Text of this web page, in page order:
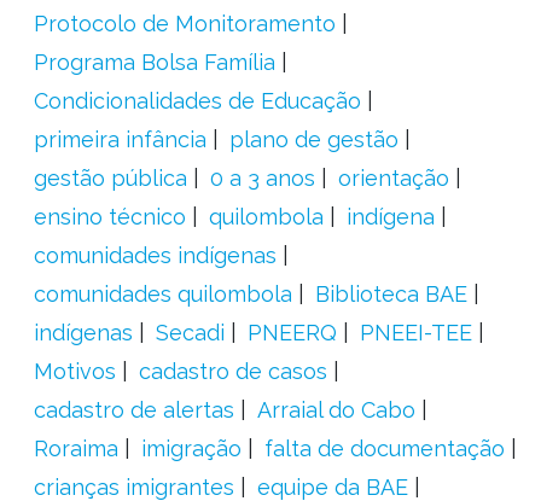
Protocolo de Monitoramento
Programa Bolsa Família
Condicionalidades de Educação
primeira infância
plano de gestão
gestão pública
0 a 3 anos
orientação
ensino técnico
quilombola
indígena
comunidades indígenas
comunidades quilombola
Biblioteca BAE
indígenas
Secadi PNEERQ
PNEEI-TEE
Motivos
cadastro de casos
cadastro de alertas
Arraial do Cabo
Roraima
imigração
falta de documentação
crianças imigrantes
equipe da BAE